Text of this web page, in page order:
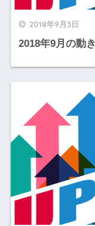
2018年9月3日
2018年9月の動き